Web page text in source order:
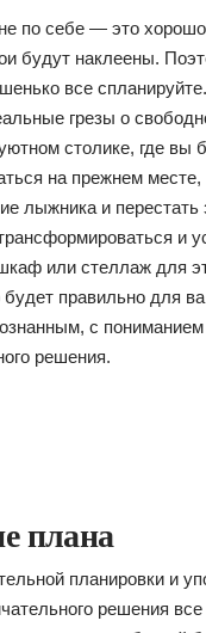
по себе — это
будут наклеены.
все
грезы о
столике, где вы
на прежнем месте,
лыжника и перестать
и
или стеллаж для
правильно для
с
решения.
плана
планировки и
решения